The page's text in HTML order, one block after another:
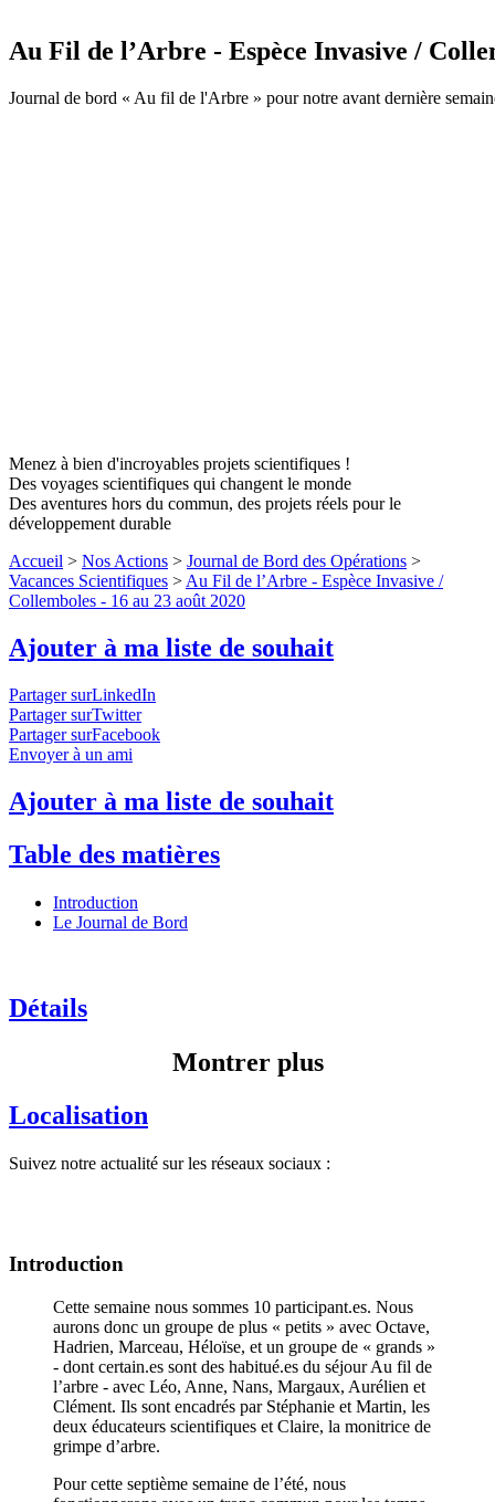
Au Fil de l’Arbre - Espèce Invasive /
Journal de bord « Au fil de l'Arbre » pour notre avant dernière
Menez à bien d'incroyables projets scientifiques !
Des voyages scientifiques qui changent le monde
Des aventures hors du commun, des projets réels pour le
développement durable
Accueil > Nos Actions > Journal de Bord des Opérations >
Vacances Scientifiques > Au Fil de l’Arbre - Espèce Invasive /
Collemboles - 16 au 23 août 2020
Ajouter à ma liste de souhait
Partager surLinkedIn
Partager surTwitter
Partager surFacebook
Envoyer à un ami
Ajouter à ma liste de souhait
Table des matières
Introduction
Le Journal de Bord
Détails
Montrer plus
Localisation
Suivez notre actualité sur les réseaux sociaux :
Introduction
Cette semaine nous sommes 10 participant.es. Nous
aurons donc un groupe de plus « petits » avec Octave,
Hadrien, Marceau, Héloïse, et un groupe de « grands »
- dont certain.es sont des habitué.es du séjour Au fil de
l’arbre - avec Léo, Anne, Nans, Margaux, Aurélien et
Clément. Ils sont encadrés par Stéphanie et Martin, les
deux éducateurs scientifiques et Claire, la monitrice de
grimpe d’arbre.
Pour cette septième semaine de l’été, nous